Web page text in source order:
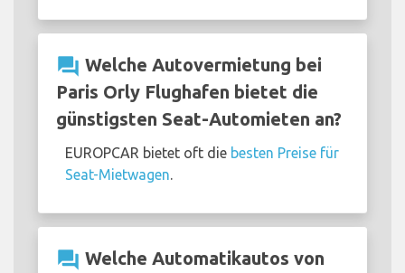
question_answer Welche Autovermietung bei
Paris Orly Flughafen bietet die
günstigsten Seat-Automieten an?
EUROPCAR bietet oft die besten Preise für
Seat-Mietwagen.
question_answer Welche Automatikautos von